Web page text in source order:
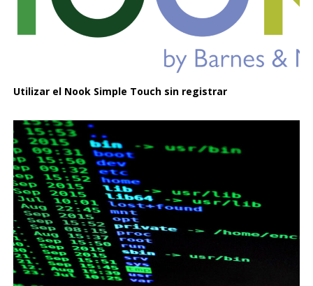
Utilizar el Nook Simple Touch sin registrar